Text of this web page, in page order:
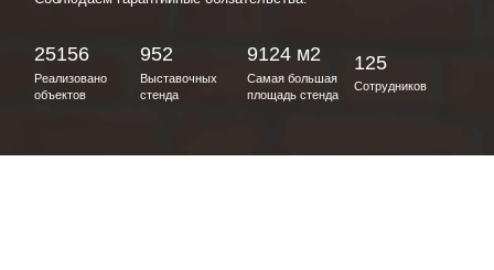
25156
Реализовано
объектов
952
Выставочных
стенда
9124 м2
Самая большая
площадь стенда
125
Сотрудников